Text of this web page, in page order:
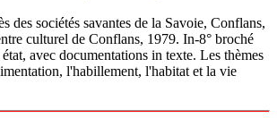
des sociétés savantes de la Savoie, Conflans,
culturel de Conflans, 1979. In-8° broché
avec documentations in texte. Les thèmes
l'habillement, l'habitat et la vie